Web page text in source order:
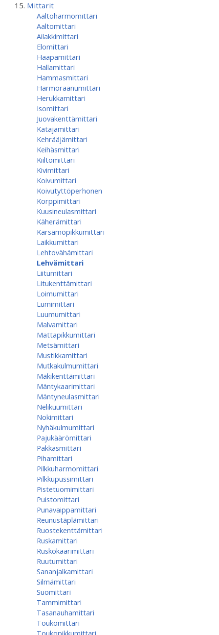
Mittarit
Aaltoharmomittari
Aaltomittari
Ailakkimittari
Elomittari
Haapamittari
Hallamittari
Hammasmittari
Harmoraanumittari
Herukkamittari
Isomittari
Juovakenttämittari
Katajamittari
Kehrääjämittari
Keihäsmittari
Kiiltomittari
Kivimittari
Koivumittari
Koivutyttöperhonen
Korppimittari
Kuusineulasmittari
Käherämittari
Kärsämöpikkumittari
Laikkumittari
Lehtovähämittari
Lehvämittari
Liitumittari
Litukenttämittari
Loimumittari
Lumimittari
Luumumittari
Malvamittari
Mattapikkumittari
Metsämittari
Mustikkamittari
Mutkakulmumittari
Mäkikenttämittari
Mäntykaarimittari
Mäntyneulasmittari
Nelikuumittari
Nokimittari
Nyhäkulmumittari
Pajukäärömittari
Pakkasmittari
Pihamittari
Pilkkuharmomittari
Pilkkupussimittari
Pistetuomimittari
Puistomittari
Punavaippamittari
Reunustäplämittari
Ruostekenttämittari
Ruskamittari
Ruskokaarimittari
Ruutumittari
Sananjalkamittari
Silmämittari
Suomittari
Tammimittari
Tasanauhamittari
Toukomittari
Toukopikkumittari